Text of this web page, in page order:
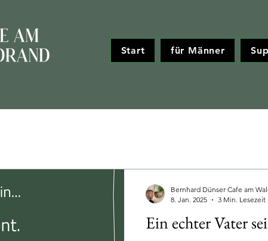
Start für Männer
Ein echter Vater
Bernhard Dünser Cafe am
8. Jan. 2025
3 Min. Lesezeit